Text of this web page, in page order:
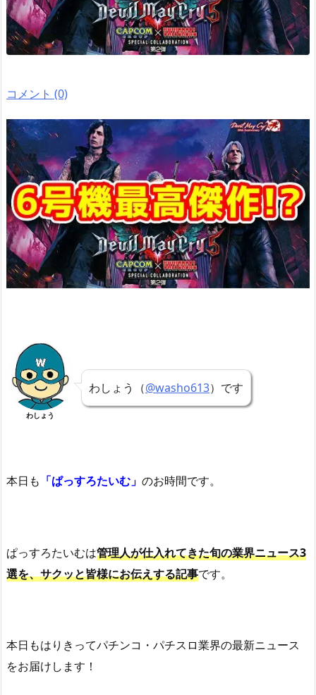
コメント (0)
わしょう
わしょう（@washo613）です
本日も 「ぱっすろたいむ」 のお時間です。
ぱっすろたいむは管理人が仕入れてきた旬の業界ニュース3
選を、サクッと皆様にお伝えする記事です。
本日もはりきってパチンコ・パチスロ業界の最新ニュース
をお届けします！